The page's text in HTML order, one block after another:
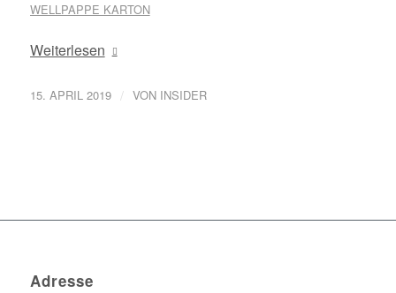
WELLPAPPE KARTON
Weiterlesen
15. APRIL 2019 / VON INSIDER
Adresse